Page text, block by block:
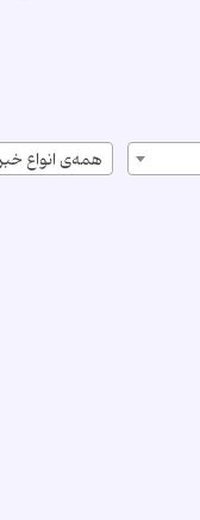
همه‌ی انواع خبر